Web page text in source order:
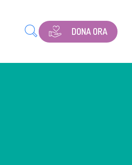
DONA ORA